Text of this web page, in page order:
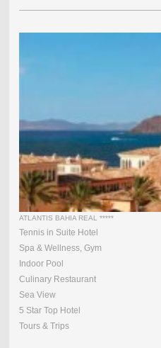
ATLANTIS BAHIA REAL *****
Tennis in Suite Hotel
Spa & Wellness, Gym
Indoor Pool
Culinary Restaurant
Sea View
5 Star Top Hotel
Tours & Trips